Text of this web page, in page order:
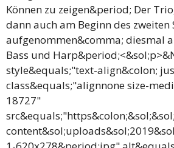
Können zu zeigen&period; Der
dann auch am Beginn des zweiten
aufgenommen&comma; diesmal
Bass und
style&equals;"text-align&colon;
class&equals;"alignnone size-
18727"